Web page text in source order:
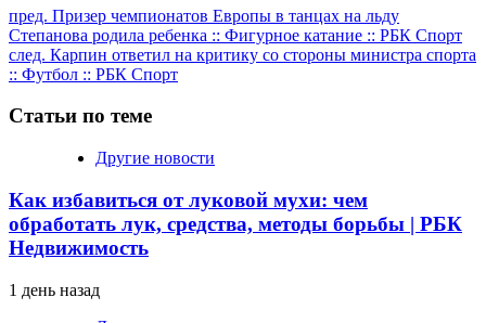
Продолжить
чтение
пред. Призер чемпионатов Европы в танцах на льду
Степанова родила ребенка :: Фигурное катание :: РБК Спорт
след. Карпин ответил на критику со стороны министра спорта
:: Футбол :: РБК Спорт
Статьи по теме
Другие новости
Как избавиться от луковой мухи: чем
обработать лук, средства, методы борьбы | РБК
Недвижимость
1 день назад